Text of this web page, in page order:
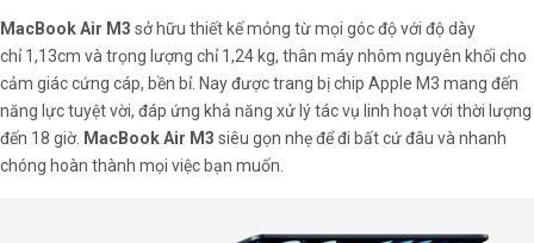
MacBook Air M3 sở hữu thiết kế mỏng từ mọi góc độ với độ dày
chỉ 1,13cm và trọng lượng chỉ 1,24 kg, thân máy nhôm nguyên khối cho
cảm giác cứng cáp, bền bỉ. Nay được trang bị chip Apple M3 mang đến
năng lực tuyệt vời, đáp ứng khả năng xử lý tác vụ linh hoạt với thời lượng
đến 18 giờ. MacBook Air M3 siêu gọn nhẹ để đi bất cứ đâu và nhanh
chóng hoàn thành mọi việc bạn muốn.